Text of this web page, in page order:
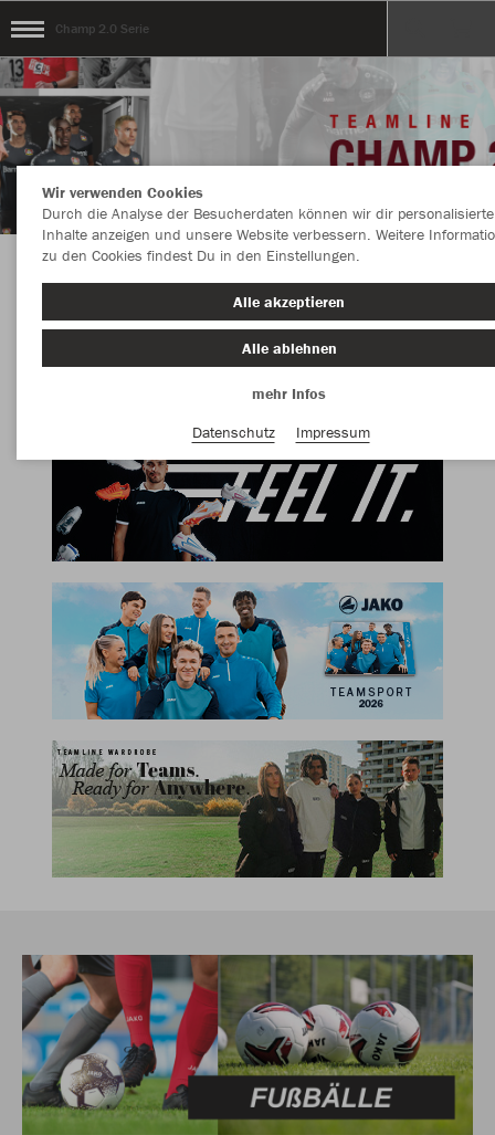
Champ 2.0 Serie
Herzlich Willkommen im Teamshop Champ 2.0
Serie
Wir verwenden Cookies
Durch die Analyse der Besucherdaten können wir dir personalisierte
Inhalte anzeigen und unsere Website verbessern. Weitere
zu den Cookies findest Du in den Einstellungen.
Alle akzeptieren
Alle ablehnen
mehr Infos
Datenschutz
Impressum